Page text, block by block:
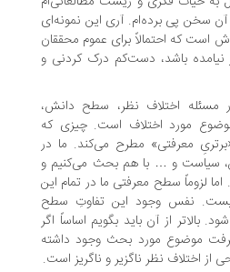
پی برده‌ام. آری این نمونه‌ای
احتمالاً برای عموم محققان
باشد، دست‌کم درک کردنی و
اختلاف نظر، سطح دانش،
مورد اختلاف است. چیزی که
مطرح می‌کند. ما در
و … با هم بحث می‌کنیم و
سطح معرفتی ما در تمام این
نفس وجود این تفاوتِ سطح
از آن باید بگویم اساساً اگر
مورد بحث وجود داشته
نظر ناگزیر و ناگریز است.